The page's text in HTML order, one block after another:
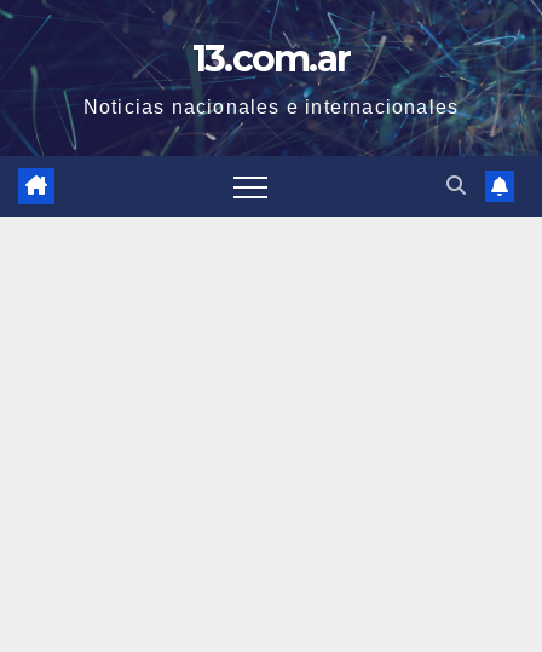
Skip
content
13.com.ar
Noticias nacionales e internacionales